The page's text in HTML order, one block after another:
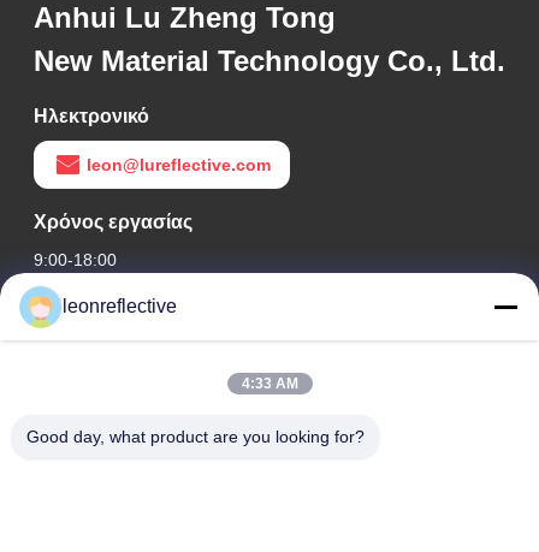
Anhui Lu Zheng Tong
New Material Technology Co., Ltd.
Ηλεκτρονικό
leon@lureflective.com
Χρόνος εργασίας
9:00-18:00
Η διεύθυνσή μας
2ος όροφος, κτίριο D2, Πάρκο Επιστήμης και Τεχνολογίας
leonreflective
4:33 AM
Good day, what product are you looking for?